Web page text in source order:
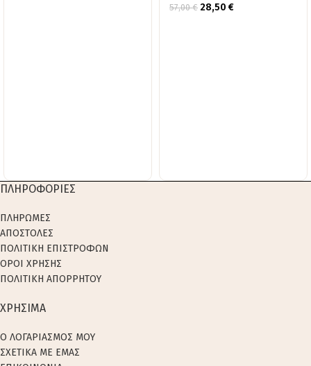
57,00€ 28,50 €
ΠΛΗΡΟΦΟΡΙΕΣ
ΠΛΗΡΩΜΕΣ
ΑΠΟΣΤΟΛΕΣ
ΠΟΛΙΤΙΚΗ ΕΠΙΣΤΡΟΦΩΝ
ΟΡΟΙ ΧΡΗΣΗΣ
ΠΟΛΙΤΙΚΗ ΑΠΟΡΡΗΤΟΥ
ΧΡΗΣΙΜΑ
Ο ΛΟΓΑΡΙΑΣΜΟΣ ΜΟΥ
ΣΧΕΤΙΚΑ ΜΕ ΕΜΑΣ